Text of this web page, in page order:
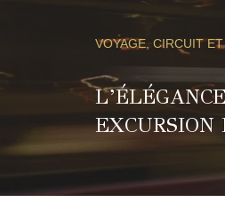
VOYAGE, CIRCUIT